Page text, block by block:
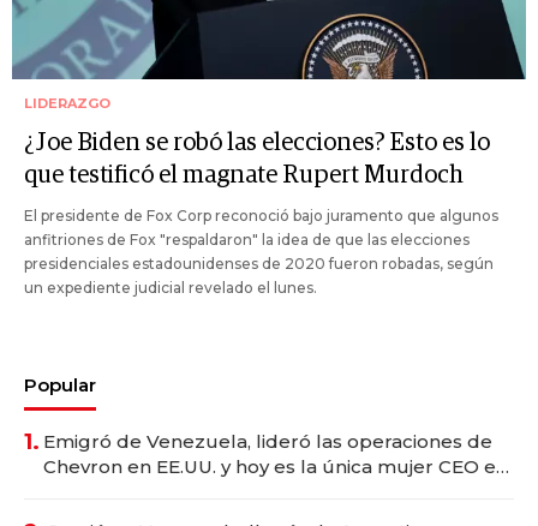
LIDERAZGO
¿Joe Biden se robó las elecciones? Esto es lo
que testificó el magnate Rupert Murdoch
El presidente de Fox Corp reconoció bajo juramento que algunos
anfitriones de Fox "respaldaron" la idea de que las elecciones
presidenciales estadounidenses de 2020 fueron robadas, según
un expediente judicial revelado el lunes.
Popular
1. Emigró de Venezuela, lideró las operaciones de
Chevron en EE.UU. y hoy es la única mujer CEO en